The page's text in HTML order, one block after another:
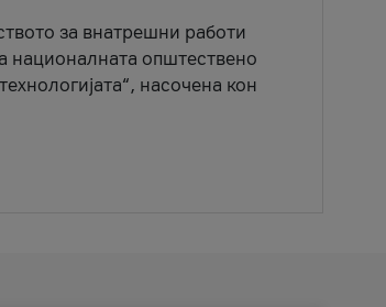
за внатрешни работи
националната општествено
насочена кон